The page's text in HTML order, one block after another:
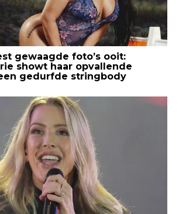
gewaagde foto’s ooit:
showt haar opvallende
gedurfde stringbody